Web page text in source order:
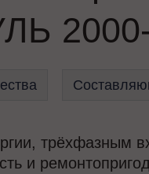
трёхфазным
и